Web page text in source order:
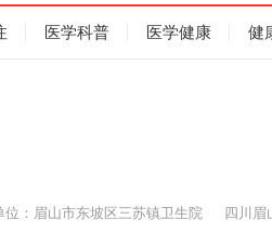
医学科普 医学健康 健
位：眉山市东坡区三苏镇卫生院 四川眉